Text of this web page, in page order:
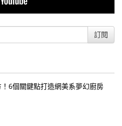
訂閱
6個關鍵點打造網美系夢幻廚房